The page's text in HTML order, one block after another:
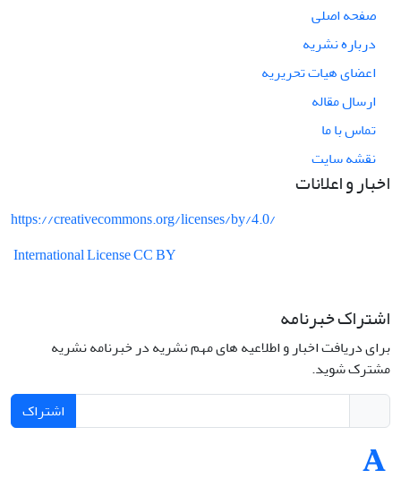
صفحه اصلی
درباره نشریه
اعضای هیات تحریریه
ارسال مقاله
تماس با ما
نقشه سایت
اخبار و اعلانات
https://creativecommons.org/licenses/by/4.0/
International License CC BY
اشتراک خبرنامه
برای دریافت اخبار و اطلاعیه های مهم نشریه در خبرنامه نشریه
مشترک شوید.
اشتراک